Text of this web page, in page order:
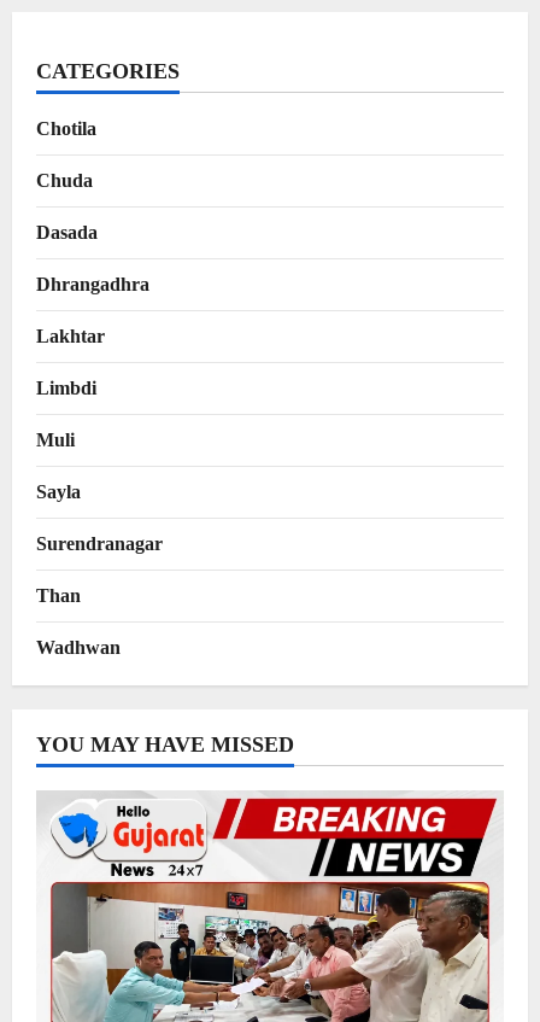
CATEGORIES
Chotila
Chuda
Dasada
Dhrangadhra
Lakhtar
Limbdi
Muli
Sayla
Surendranagar
Than
Wadhwan
YOU MAY HAVE MISSED